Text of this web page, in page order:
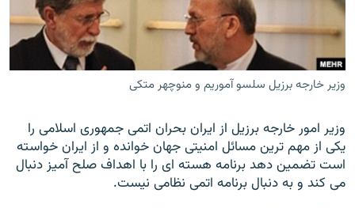
زبان‌های دیگر
وزیر خارجه برزیل سلسو آموریم و منوچهر متکی
وزير امور خارجه برزيل از ايران بحران اتمی جمهوری اسلامی را
يکی از مهم ترين مسائل امنيتی جهان خوانده و از ایران خواسته
است تضمين دهد برنامه هسته ای را با اهداف صلح آميز دنبال
می کند و به دنبال برنامه اتمی نظامی نیست.